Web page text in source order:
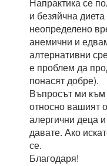
Напрактика се
и безяйчна
неопределено
анемични и
алтернативни
е проблем да
понасят добре).
Въпросът ми
относно вашият
алергични деца
давате. Ако
се.
Благодаря!